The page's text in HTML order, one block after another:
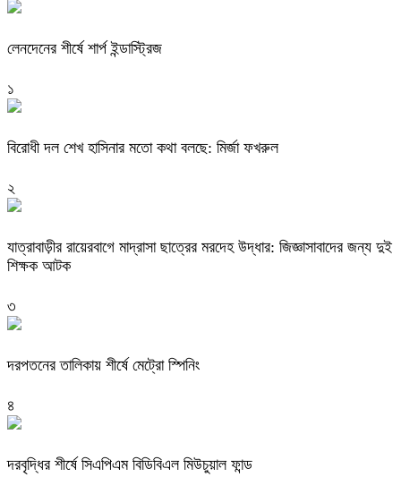
লেনদেনের শীর্ষে শার্প ইন্ডাস্ট্রিজ
১
বিরোধী দল শেখ হাসিনার মতো কথা বলছে: মির্জা ফখরুল
২
যাত্রাবাড়ীর রায়েরবাগে মাদ্রাসা ছাত্রের মরদেহ উদ্ধার: জিজ্ঞাসাবাদের জন্য দুই
শিক্ষক আটক
৩
দরপতনের তালিকায় শীর্ষে মেট্রো স্পিনিং
৪
দরবৃদ্ধির শীর্ষে সিএপিএম বিডিবিএল মিউচুয়াল ফান্ড